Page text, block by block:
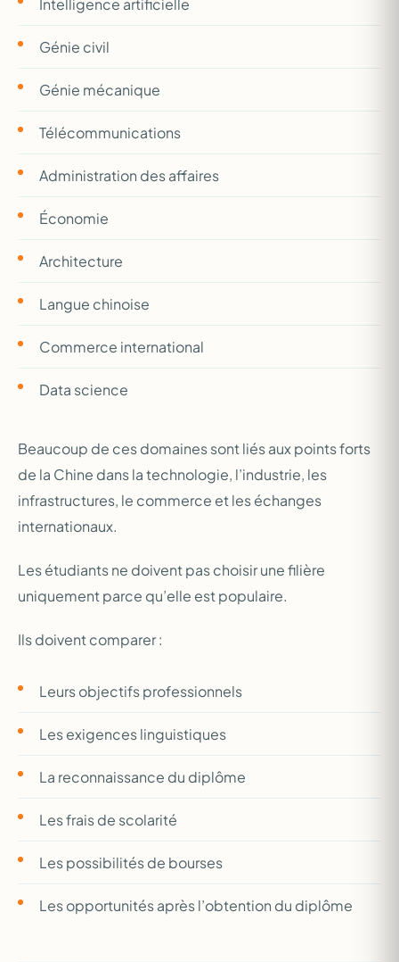
Génie civil
Génie mécanique
Télécommunications
Administration des affaires
Économie
Architecture
Langue chinoise
Commerce international
Data science
Beaucoup de ces domaines sont liés aux points forts
de la Chine dans la technologie, l’industrie, les
infrastructures, le commerce et les échanges
internationaux.
Les étudiants ne doivent pas choisir une filière
uniquement parce qu’elle est populaire.
Ils doivent comparer :
Leurs objectifs professionnels
Les exigences linguistiques
La reconnaissance du diplôme
Les frais de scolarité
Les possibilités de bourses
Les opportunités après l’obtention du diplôme